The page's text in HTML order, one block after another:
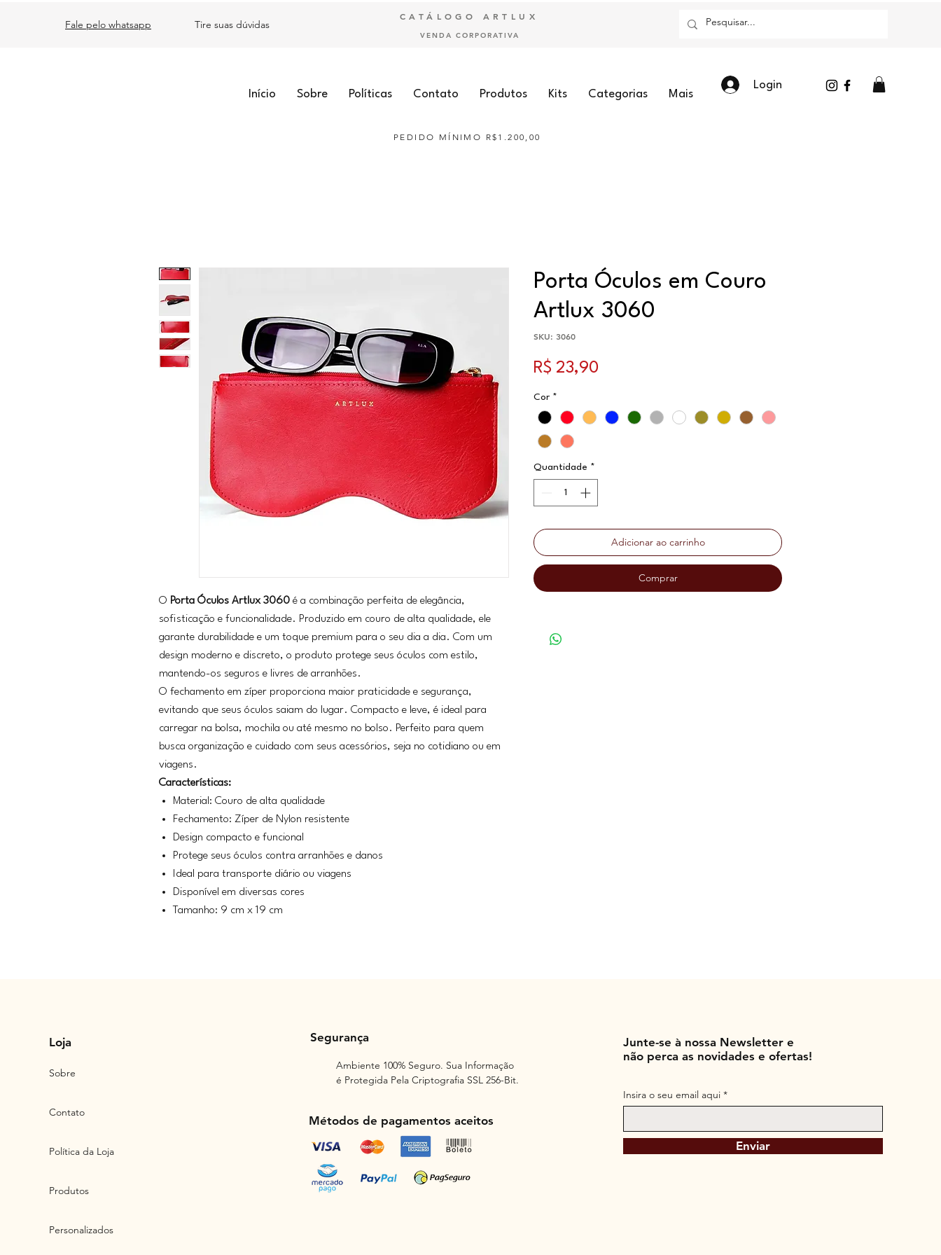
Login
Fale pelo whatsapp Tire suas dúvidas
CATÁLOGO ARTLUX
VENDA CORPORATIVA
Início Sobre Políticas Contato Produtos Kits Categorias Mais
PEDIDO MÍNIMO R$1.200,00
O Porta Óculos Artlux 3060 é a combinação perfeita de elegância,
sofisticação e funcionalidade. Produzido em couro de alta qualidade, ele
garante durabilidade e um toque premium para o seu dia a dia. Com um
design moderno e discreto, o produto protege seus óculos com estilo,
mantendo-os seguros e livres de arranhões.
O fechamento em zíper proporciona maior praticidade e segurança,
evitando que seus óculos saiam do lugar. Compacto e leve, é ideal para
carregar na bolsa, mochila ou até mesmo no bolso. Perfeito para quem
busca organização e cuidado com seus acessórios, seja no cotidiano ou em
viagens.
Características:
Material: Couro de alta qualidade
Fechamento: Zíper de Nylon resistente
Design compacto e funcional
Protege seus óculos contra arranhões e danos
Ideal para transporte diário ou viagens
Disponível em diversas cores
Tamanho: 9 cm x 19 cm
Porta Óculos em Couro
Artlux 3060
SKU: 3060
R$ 23,90
Cor *
Quantidade *
Adicionar ao carrinho
Comprar
Loja
Sobre
Contato
Política da Loja
Produtos
Personalizados
Segurança
Ambiente 100% Seguro. Sua Informação
é Protegida Pela Criptografia SSL 256-Bit.
Métodos de pagamentos aceitos
Junte-se à nossa Newsletter e
não perca as novidades e ofertas!
Insira o seu email aqui
Enviar